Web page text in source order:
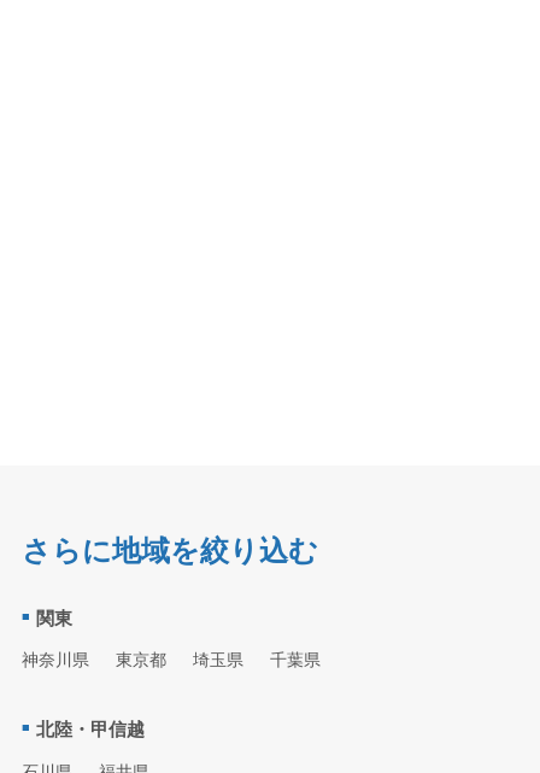
さらに地域を絞り込む
関東
神奈川県 東京都 埼玉県 千葉県
北陸・甲信越